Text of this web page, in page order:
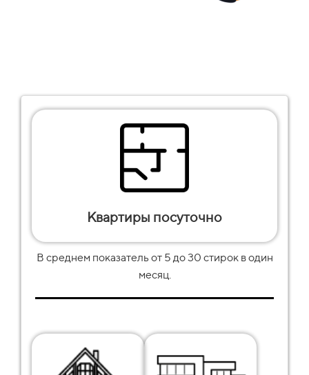
Квартиры посуточно
В среднем показатель от 5 до30 стирок в один
месяц.